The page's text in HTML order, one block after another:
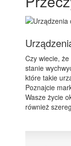
Czy wiecie,
stanie
które takie
Poznajcie
Wasze życie
również